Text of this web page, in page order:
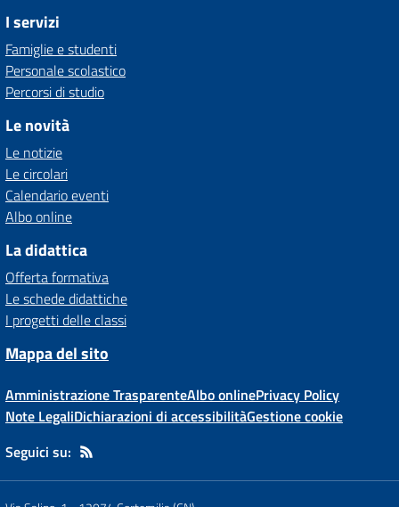
I servizi
Famiglie e studenti
Personale scolastico
Percorsi di studio
Le novità
Le notizie
Le circolari
Calendario eventi
Albo online
La didattica
Offerta formativa
Le schede didattiche
I progetti delle classi
Mappa del sito
Amministrazione TrasparenteAlbo onlinePrivacy Policy
Note LegaliDichiarazioni di accessibilitàGestione cookie
Seguici su: